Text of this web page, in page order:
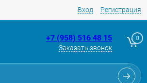
Вход Регистрация
+7 (958) 516 48 15
Заказать звонок
0
банков